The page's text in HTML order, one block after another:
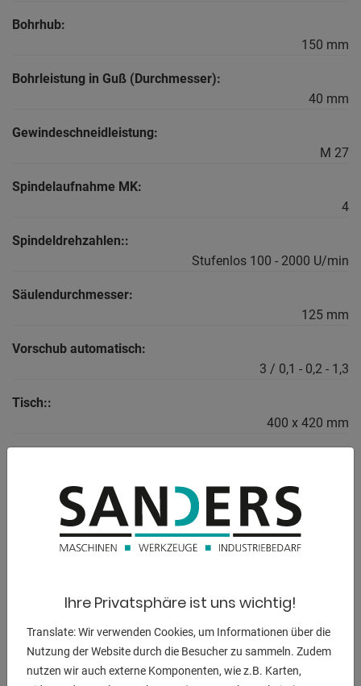
Bohrhub:
150 mm
Bohrleistung in Guß (Durchmesser):
40 mm
Gewindeschneidleistung:
M 27
Spindelaufnahme MK:
4
Spindeldrehzahlen::
Stufenlos 100 - 2000 U/min
Säulendurchmesser:
125 mm
Vorschub automatisch:
3 / 0,1 - 0,2 - 1,3
Tisch::
400 x 420 mm
Gesamtleistungsbedarf:
2,3 x 0,6x 1,1 m
Ihre Privatsphäre ist uns wichtig!
Translate: Wir verwenden Cookies, um Informationen über die
Nutzung der Website durch die Besucher zu sammeln. Zudem
nutzen wir auch externe Komponenten, wie z.B. Karten,